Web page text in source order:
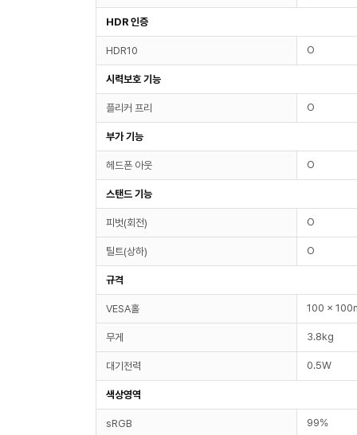
HDR 인증
HDR10 O
시력보호 기능
플리커 프리 O
부가 기능
헤드폰 아웃 O
스탠드 기능
피벗(회전) O
틸트(상하) O
규격
VESA홀 100 x
무게 3.8kg
대기전력 0.5W
색상영역
sRGB 99%